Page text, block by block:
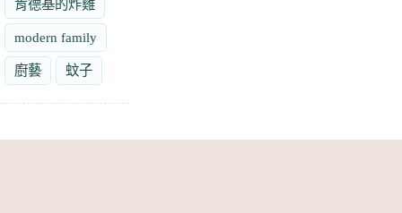
肯德基的炸雞
modern family
廚藝 蚊子